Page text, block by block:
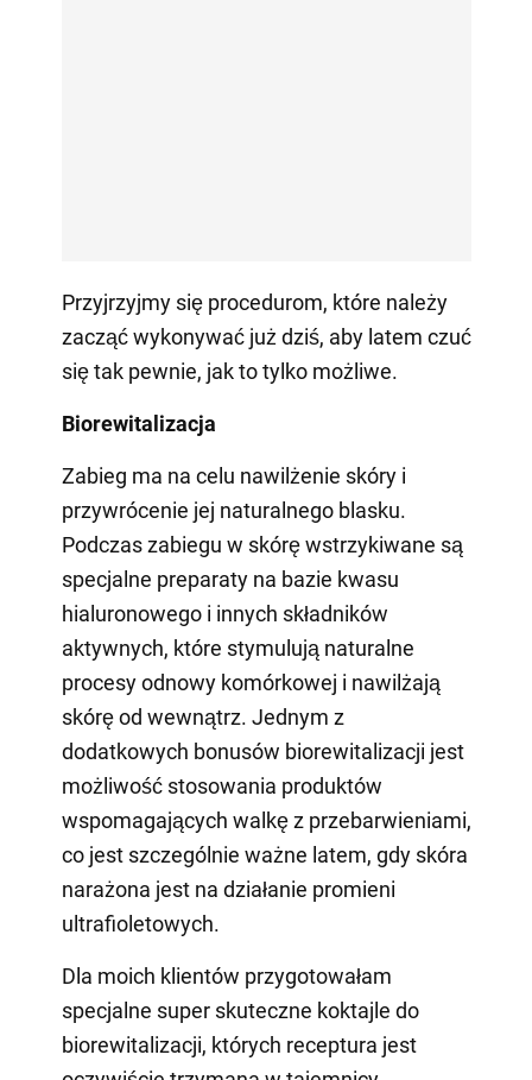
Przyjrzyjmy się procedurom, które należy
zacząć wykonywać już dziś, aby latem czuć
się tak pewnie, jak to tylko możliwe.
Biorewitalizacja
Zabieg ma na celu nawilżenie skóry i
przywrócenie jej naturalnego blasku.
Podczas zabiegu w skórę wstrzykiwane są
specjalne preparaty na bazie kwasu
hialuronowego i innych składników
aktywnych, które stymulują naturalne
procesy odnowy komórkowej i nawilżają
skórę od wewnątrz. Jednym z
dodatkowych bonusów biorewitalizacji jest
możliwość stosowania produktów
wspomagających walkę z przebarwieniami,
co jest szczególnie ważne latem, gdy skóra
narażona jest na działanie promieni
ultrafioletowych.
Dla moich klientów przygotowałam
specjalne super skuteczne koktajle do
biorewitalizacji, których receptura jest